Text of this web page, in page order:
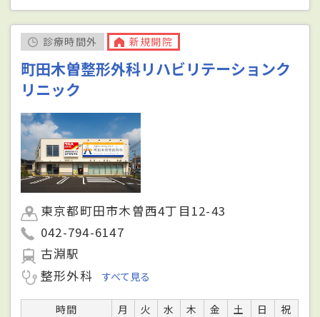
診療時間外 新規開院
町田木曽整形外科リハビリテーションク
リニック
東京都町田市木曽西4丁目12-43
042-794-6147
古淵駅
整形外科
すべて見る
時間 月 火 水 木 金 土 日
祝